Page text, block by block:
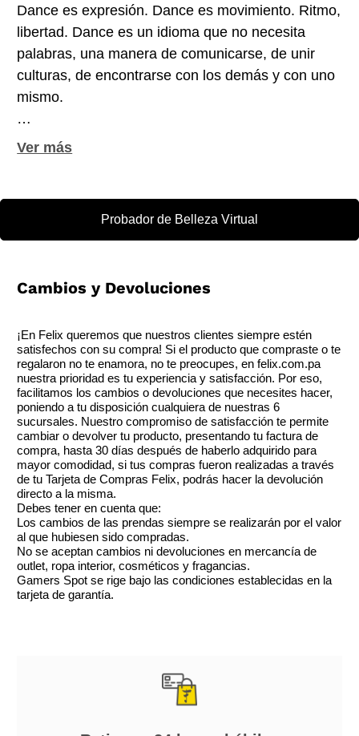
Dance es expresión. Dance es movimiento. Ritmo,
libertad. Dance es un idioma que no necesita
palabras, una manera de comunicarse, de unir
culturas, de encontrarse con los demás y con uno
mismo.
Dance llega cargada de ritmo y sensualidad para
Probador de Belleza Virtual
Cambios y Devoluciones
¡En Felix queremos que nuestros clientes siempre estén
satisfechos con su compra! Si el producto que compraste o te
regalaron no te enamora, no te preocupes, en felix.com.pa
nuestra prioridad es tu experiencia y satisfacción. Por eso,
facilitamos los cambios o devoluciones que necesites hacer,
poniendo a tu disposición cualquiera de nuestras 6
sucursales. Nuestro compromiso de satisfacción te permite
cambiar o devolver tu producto, presentando tu factura de
compra, hasta 30 días después de haberlo adquirido para
mayor comodidad, si tus compras fueron realizadas a través
de tu Tarjeta de Compras Felix, podrás hacer la devolución
directo a la misma.
Debes tener en cuenta que:
Los cambios de las prendas siempre se realizarán por el valor
al que hubiesen sido compradas.
No se aceptan cambios ni devoluciones en mercancía de
outlet, ropa interior, cosméticos y fragancias.
Gamers Spot se rige bajo las condiciones establecidas en la
tarjeta de garantía.